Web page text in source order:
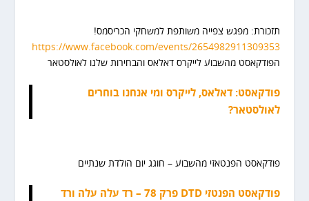
תזכורת: מפגש צפייה משותפת למשחקי הכריסמס!
https://www.facebook.com/events/2654982911309353
הפודקאסט מהשבוע לייקרס דאלאס והבחירות שלנו לאולסטאר
פודקאסט: דאלאס, לייקרס ומי אנחנו בוחרים
לאולסטאר?
פודקאסט הפנטאזי מהשבוע – חוגג יום הולדת שנתיים
פודקאסט הפנטזי DTD פרק 78 – רד עלה עלה ורד